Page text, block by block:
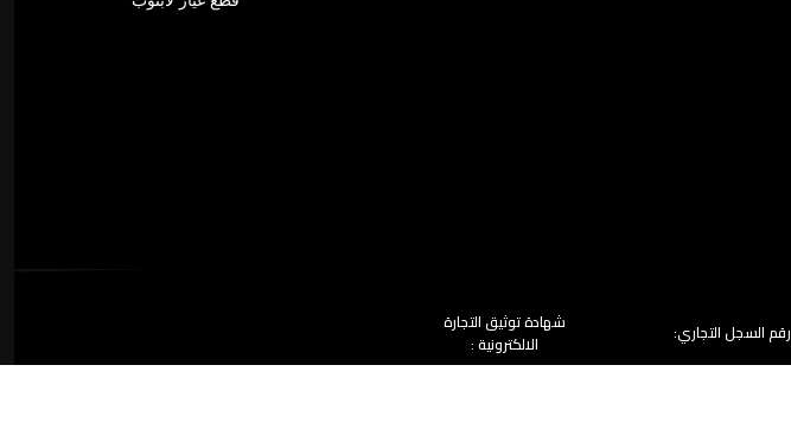
رقم السجل التجاري:
شهادة توثيق التجارة
الالكترونية :